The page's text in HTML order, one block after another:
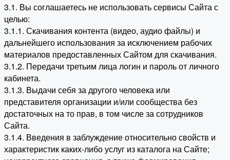
3.1. Вы соглашаетесь не использовать сервисы Сайта с
целью:
3.1.1. Скачивания контента (видео, аудио файлы) и
дальнейшего использования за исключением рабочих
материалов предоставленных Сайтом для скачивания.
3.1.2. Передачи третьим лица логин и пароль от личного
кабинета.
3.1.3. Выдачи себя за другого человека или
представителя организации и/или сообщества без
достаточных на то прав, в том числе за сотрудников
Сайта.
3.1.4. Введения в заблуждение относительно свойств и
характеристик каких-либо услуг из каталога на Сайте;